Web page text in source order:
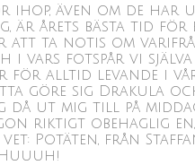
även om de har
är årets bästa tid för
ta notis om
i vars fotspår vi
för alltid levande i
göre sig Drakula
då ut mig till på
riktigt obehaglig
Potäten, från